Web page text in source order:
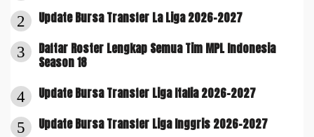
2 Update Bursa Transfer La Liga 2026-2027
3
Daftar Roster Lengkap Semua Tim MPL Indonesia
Season 18
4 Update Bursa Transfer Liga Italia 2026-2027
5 Update Bursa Transfer Liga Inggris 2026-2027